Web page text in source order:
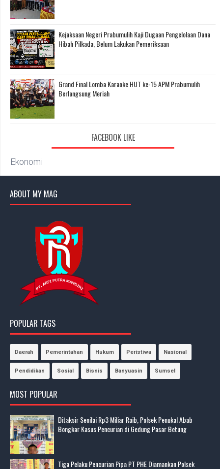
Kejaksaan Negeri Prabumulih Kaji Dugaan Pengelolaan Dana
Hibah Pilkada, Belum Lakukan Pemeriksaan
Grand Final Lomba Karaoke HUT ke-15 APM Prabumulih
Berlangsung Meriah
FACEBOOK LIKE
Ekonomi
ABOUT MY MAG
POPULAR TAGS
Daerah Pemerintahan Hukum Peristiwa Nasional
Pendidikan Sosial Bisnis Banyuasin Sumsel
MOST POPULAR
Ditaksir Senilai Rp3 Miliar Raib, Polsek Penukal Abab
Bongkar Kasus Pencurian di Gedung Pasar Betung
Tiga Pelaku Pencurian Pipa PT PHE Diamankan Polsek